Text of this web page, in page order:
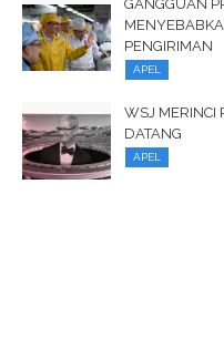
GANGGUAN
PENGIRIMAN
APEL
WSJ MERINCI
DATANG
APEL